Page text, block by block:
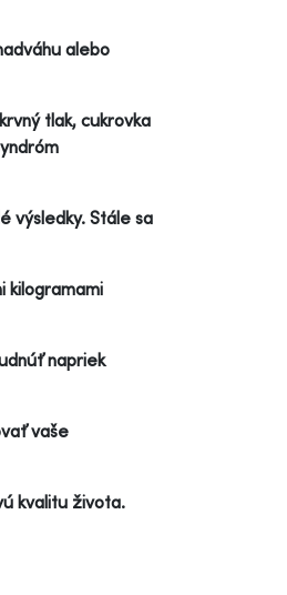
alebo
tlak, cukrovka
výsledky. Stále sa
kilogramami
napriek
vaše
kvalitu života.